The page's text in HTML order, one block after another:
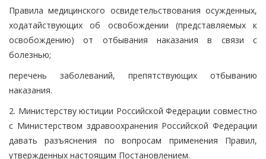
Правила медицинского освидетельствования осужденных,
ходатайствующих об освобождении (представляемых к
освобождению) от отбывания наказания в связи с
болезнью;
перечень заболеваний, препятствующих отбыванию
наказания.
2. Министерству юстиции Российской Федерации совместно
с Министерством здравоохранения Российской Федерации
давать разъяснения по вопросам применения Правил,
утвержденных настоящим Постановлением.